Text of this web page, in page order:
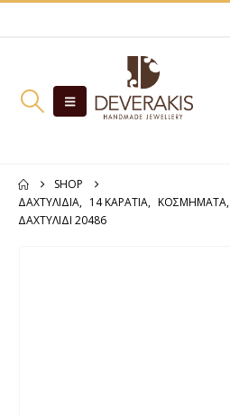
SHOP
ΔΑΧΤΥΛΊΔΙΑ, 14 ΚΑΡΆΤΙΑ, ΚΟΣΜΗΜΑΤΑ,
ΔΑΧΤΥΛΊΔΙ 20486